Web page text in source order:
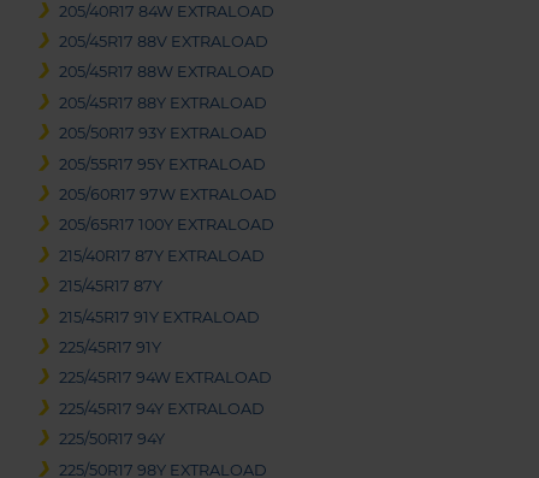
205/40R17 84W EXTRALOAD
205/45R17 88V EXTRALOAD
205/45R17 88W EXTRALOAD
205/45R17 88Y EXTRALOAD
205/50R17 93Y EXTRALOAD
205/55R17 95Y EXTRALOAD
205/60R17 97W EXTRALOAD
205/65R17 100Y EXTRALOAD
215/40R17 87Y EXTRALOAD
215/45R17 87Y
215/45R17 91Y EXTRALOAD
225/45R17 91Y
225/45R17 94W EXTRALOAD
225/45R17 94Y EXTRALOAD
225/50R17 94Y
225/50R17 98Y EXTRALOAD